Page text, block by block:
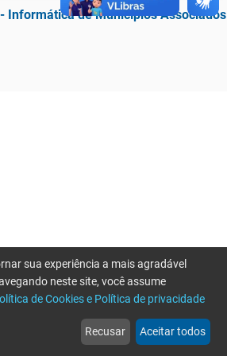
Informática de Municípios Associados
web
Notícias
more_horiz
Mais
sua experiência a mais agradável
neste site, você assume
de Cookies e Política de privacidade
Recusar Aceitar todos
por favor tente novamente